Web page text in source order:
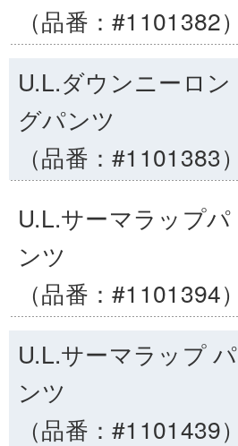
（品番：#1101382）
U.L.ダウンニーロン
グパンツ
（品番：#1101383）
U.L.サーマラップパ
ンツ
（品番：#1101394）
U.L.サーマラップ パ
ンツ
（品番：#1101439）